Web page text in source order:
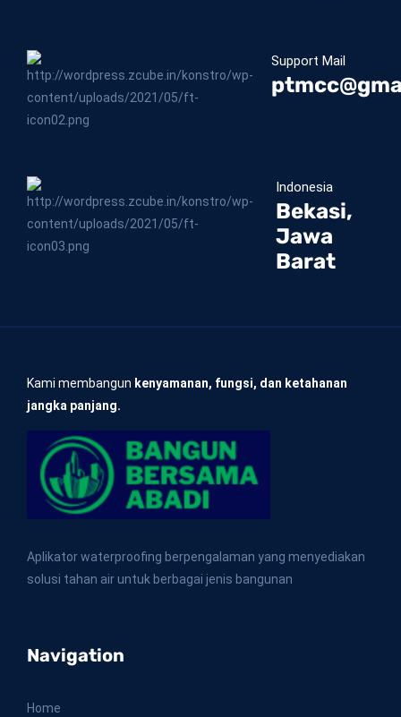
Support Mail
Indonesia
Bekasi,
Jawa
Barat
Kami membangun kenyamanan, fungsi, dan ketahanan
jangka panjang.
Aplikator waterproofing berpengalaman yang menyediakan
solusi tahan air untuk berbagai jenis bangunan
Navigation
Home